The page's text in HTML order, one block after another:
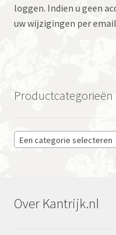
loggen. Indien u geen
uw wijzigingen per
Productcategorieën
Een categorie selecteren
Over Kantrijk.nl